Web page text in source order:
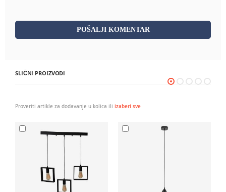
POŠALJI KOMENTAR
SLIČNI PROIZVODI
Proveriti artikle za dodavanje u kolica ili izaberi sve